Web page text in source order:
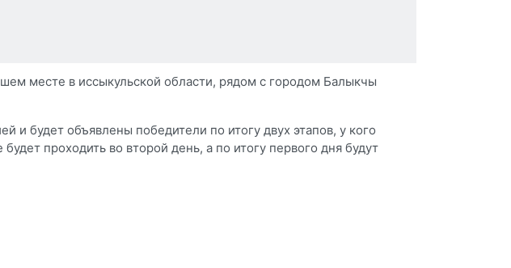
месте в иссыкульской области, рядом с городом Балыкчы
и будет объявлены победители по итогу двух этапов, у кого
проходить во второй день, а по итогу первого дня будут